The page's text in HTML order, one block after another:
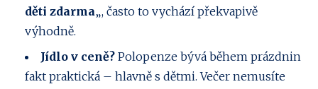
děti zdarma„, často to vychází překvapivě
výhodně.
Jídlo v ceně? Polopenze bývá během prázdnin
fakt praktická – hlavně s dětmi. Večer nemusíte